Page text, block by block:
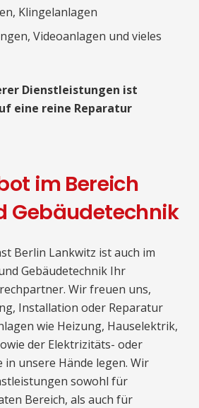
Klingelanlagen
Videoanlagen und vieles
Dienstleistungen ist
eine reine Reparatur
im Bereich
Gebäudetechnik
Berlin Lankwitz ist auch im
Gebäudetechnik Ihr
Wir freuen uns,
Installation oder Reparatur
wie Heizung, Hauselektrik,
der Elektrizitäts- oder
in unsere Hände legen. Wir
sowohl für
Bereich, als auch für